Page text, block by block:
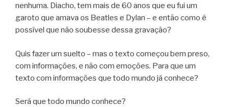
nenhuma. Diacho, tem mais de 60 anos que eu fui um
garoto que amava os Beatles e Dylan – e então como é
possível que não soubesse dessa gravação?
Quis fazer um suelto – mas o texto começou bem preso,
com informações, e não com emoções. Para que um
texto com informações que todo mundo já conhece?
Será que todo mundo conhece?